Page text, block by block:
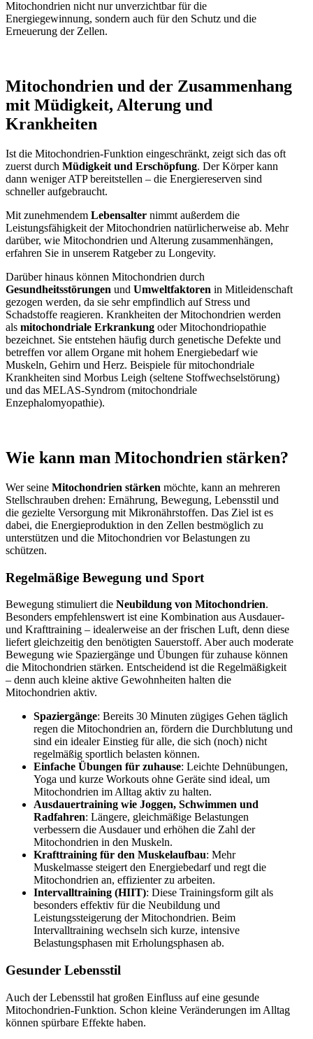
Mitochondrien nicht nur unverzichtbar für die
Energiegewinnung, sondern auch für den Schutz und die
Erneuerung der Zellen.
Mitochondrien und der Zusammenhang
mit Müdigkeit, Alterung und
Krankheiten
Ist die Mitochondrien-Funktion eingeschränkt, zeigt sich das oft
zuerst durch Müdigkeit und Erschöpfung. Der Körper kann
dann weniger ATP bereitstellen – die Energiereserven sind
schneller aufgebraucht.
Mit zunehmendem Lebensalter nimmt außerdem die
Leistungsfähigkeit der Mitochondrien natürlicherweise ab. Mehr
darüber, wie Mitochondrien und Alterung zusammenhängen,
erfahren Sie in unserem Ratgeber zu Longevity.
Darüber hinaus können Mitochondrien durch
Gesundheitsstörungen und Umweltfaktoren in Mitleidenschaft
gezogen werden, da sie sehr empfindlich auf Stress und
Schadstoffe reagieren. Krankheiten der Mitochondrien werden
als mitochondriale Erkrankung oder Mitochondriopathie
bezeichnet. Sie entstehen häufig durch genetische Defekte und
betreffen vor allem Organe mit hohem Energiebedarf wie
Muskeln, Gehirn und Herz. Beispiele für mitochondriale
Krankheiten sind Morbus Leigh (seltene Stoffwechselstörung)
und das MELAS-Syndrom (mitochondriale
Enzephalomyopathie).
Wie kann man Mitochondrien stärken?
Wer seine Mitochondrien stärken möchte, kann an mehreren
Stellschrauben drehen: Ernährung, Bewegung, Lebensstil und
die gezielte Versorgung mit Mikronährstoffen. Das Ziel ist es
dabei, die Energieproduktion in den Zellen bestmöglich zu
unterstützen und die Mitochondrien vor Belastungen zu
schützen.
Regelmäßige Bewegung und Sport
Bewegung stimuliert die Neubildung von Mitochondrien.
Besonders empfehlenswert ist eine Kombination aus Ausdauer-
und Krafttraining – idealerweise an der frischen Luft, denn diese
liefert gleichzeitig den benötigten Sauerstoff. Aber auch moderate
Bewegung wie Spaziergänge und Übungen für zuhause können
die Mitochondrien stärken. Entscheidend ist die Regelmäßigkeit
– denn auch kleine aktive Gewohnheiten halten die
Mitochondrien aktiv.
Spaziergänge: Bereits 30 Minuten zügiges Gehen täglich
regen die Mitochondrien an, fördern die Durchblutung und
sind ein idealer Einstieg für alle, die sich (noch) nicht
regelmäßig sportlich belasten können.
Einfache Übungen für zuhause: Leichte Dehnübungen,
Yoga und kurze Workouts ohne Geräte sind ideal, um
Mitochondrien im Alltag aktiv zu halten.
Ausdauertraining wie Joggen, Schwimmen und
Radfahren: Längere, gleichmäßige Belastungen
verbessern die Ausdauer und erhöhen die Zahl der
Mitochondrien in den Muskeln.
Krafttraining für den Muskelaufbau: Mehr
Muskelmasse steigert den Energiebedarf und regt die
Mitochondrien an, effizienter zu arbeiten.
Intervalltraining (HIIT): Diese Trainingsform gilt als
besonders effektiv für die Neubildung und
Leistungssteigerung der Mitochondrien. Beim
Intervalltraining wechseln sich kurze, intensive
Belastungsphasen mit Erholungsphasen ab.
Gesunder Lebensstil
Auch der Lebensstil hat großen Einfluss auf eine gesunde
Mitochondrien-Funktion. Schon kleine Veränderungen im Alltag
können spürbare Effekte haben.